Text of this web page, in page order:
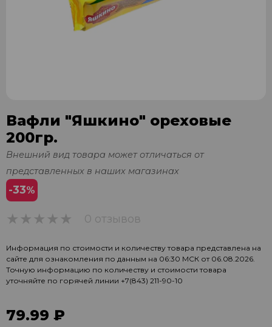
Вафли "Яшкино" ореховые
200гр.
Внешний вид товара может отличаться от
представленных в наших магазинах
-33%
0 отзывов
Информация по стоимости и количеству товара представлена на
сайте для ознакомления по данным на 06:30 МСК от 06.08.2026.
Точную информацию по количеству и стоимости товара
уточняйте по горячей линии +7(843) 211-90-10
79.99 ₽